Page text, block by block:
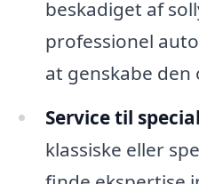
beskadiget af
professionel
at genskabe
Service til
klassiske eller